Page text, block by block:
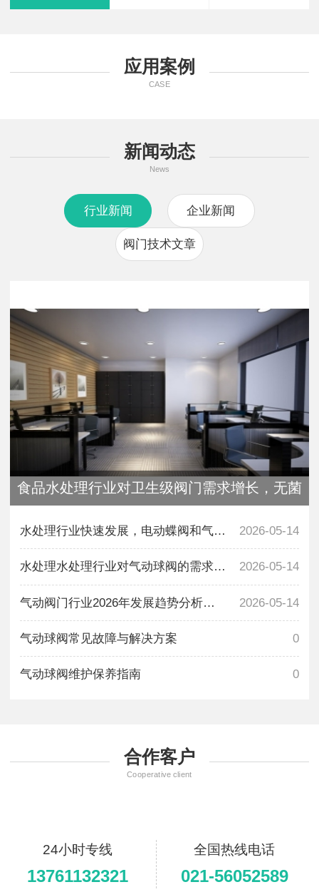
应用案例
CASE
新闻动态
News
行业新闻 企业新闻
阀门技术文章
食品水处理行业对卫生级阀门需求增长，无菌
水处理行业快速发展，电动蝶阀和气动蝶阀需 2026-05-14
水处理水处理行业对气动球阀的需求持续增长 2026-05-14
气动阀门行业2026年发展趋势分析：智能 2026-05-14
气动球阀常见故障与解决方案 0
气动球阀维护保养指南 0
合作客户
Cooperative client
24小时专线
13761132321
全国热线电话
021-56052589